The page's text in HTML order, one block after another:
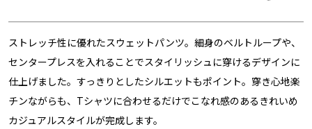
ストレッチ性に優れたスウェットパンツ。細身のベルトループや、
センタープレスを入れることでスタイリッシュに穿けるデザインに
仕上げました。すっきりとしたシルエットもポイント。穿き心地楽
チンながらも、Tシャツに合わせるだけでこなれ感のあるきれいめ
カジュアルスタイルが完成します。